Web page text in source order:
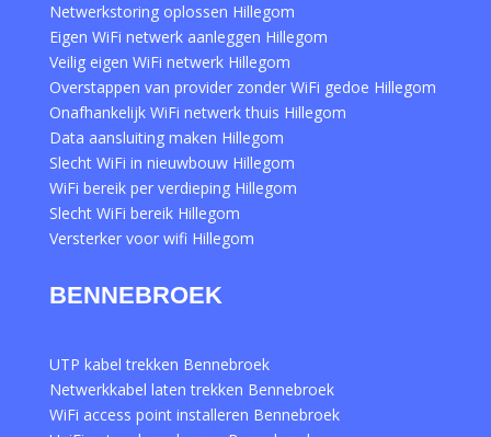
Netwerkstoring oplossen Hillegom
Eigen WiFi netwerk aanleggen Hillegom
Veilig eigen WiFi netwerk Hillegom
Overstappen van provider zonder WiFi gedoe Hillegom
Onafhankelijk WiFi netwerk thuis Hillegom
Data aansluiting maken Hillegom
Slecht WiFi in nieuwbouw Hillegom
WiFi bereik per verdieping Hillegom
Slecht WiFi bereik Hillegom
Versterker voor wifi Hillegom
BENNEBROEK
UTP kabel trekken Bennebroek
Netwerkkabel laten trekken Bennebroek
WiFi access point installeren Bennebroek